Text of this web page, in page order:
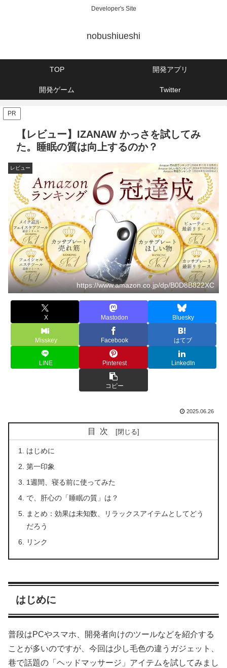
Developer's Site
nobushiueshi
TOP 開発アプリ
開発ゲーム Twitter
PR
【レビュー】IZANAW かっさを試してみ
た。睡眠の質は向上するのか？
レビュー
https://www.amazon.co.jp/dp/B0D8B822XC
X Mastodon Bluesky
Misskey Facebook はてブ
LINE Pinterest LinkedIn
コピー
2025.06.26
目次
はじめに
第一印象
1週間、寝る前に使ってみた
で、肝心の「睡眠の質」は？
まとめ：効果は未知数、リラックスアイテムとしてどう
だろう
リンク
はじめに
普段はPCやスマホ、開発者向けのツールなどを紹介する
ことが多いのですが、今回は少し毛色の違うガジェット、
巷で話題の「ヘッドマッサージ」アイテムを試してみまし